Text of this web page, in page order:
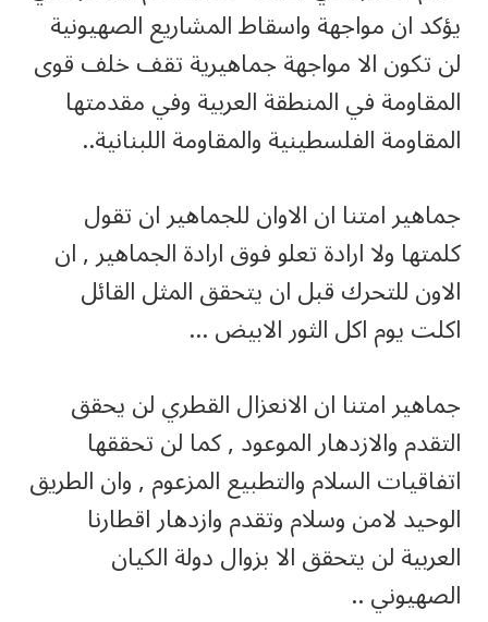
يؤكد ان مواجهة واسقاط المشاريع الصهيونية
لن تكون الا مواجهة جماهيرية تقف خلف قوى
المقاومة في المنطقة العربية وفي مقدمتها
المقاومة الفلسطينية والمقاومة اللبنانية..
جماهير امتنا ان الاوان للجماهير ان تقول
كلمتها ولا ارادة تعلو فوق ارادة الجماهير , ان
الاون للتحرك قبل ان يتحقق المثل القائل
اكلت يوم اكل الثور الابيض …
جماهير امتنا ان الانعزال القطري لن يحقق
التقدم والازدهار الموعود , كما لن تحققها
اتفاقيات السلام والتطبيع المزعوم , وان الطريق
الوحيد لامن وسلام وتقدم وازدهار اقطارنا
العربية لن يتحقق الا بزوال دولة الكيان
الصهيوني ..